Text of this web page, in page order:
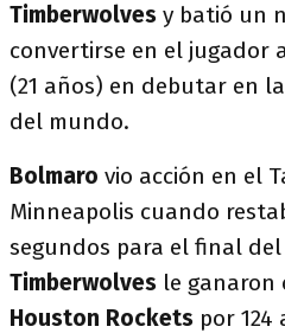
Timberwolves y batió un
convertirse en el jugador
(21 años) en debutar en
del mundo.
Bolmaro vio acción en el
Minneapolis cuando
segundos para el final
Timberwolves le ganaron
Houston Rockets por 124